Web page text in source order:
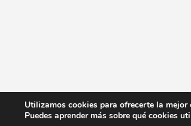
Utilizamos cookies para ofrecerte la mejor
Puedes aprender más sobre qué cookies